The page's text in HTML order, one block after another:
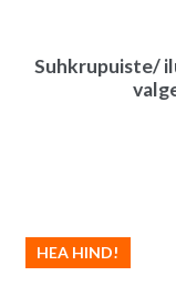
Suhkrupuiste/
HEA HIND!